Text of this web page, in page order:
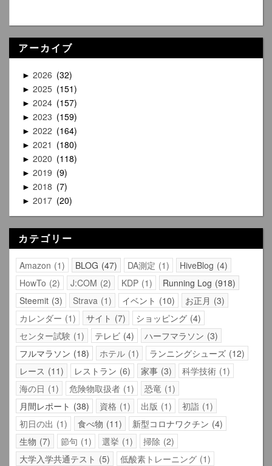
アーカイブ
► 2026 32
► 2025 151
► 2024 157
► 2023 159
► 2022 164
► 2021 180
► 2020 118
► 2019 9
► 2018 7
► 2017 20
カテゴリー
Amazon 1 BLOG 47 DA測定 1 HiveBlog 4
HowTo 2 J:COM 2 KDP 1 Running Log 918
Steemit 3 Strava 1 イベント 10 お正月
3
カレンダー 1 サイト 7 ショッピング 4
センター試験 1 テレビ 4 ハーフマラソン 3
フルマラソン 18 ホテル 1 ランニングシューズ 12
レース
11 レストラン 6 家事 3 科学技術 1
海の日
1 危険物取扱者 1 恐竜 1
月間レポート
38 資格 1 出版 1 初詣 1
初日の出
1 食べ物 11 新型コロナワクチン 4
生物 7 節句 1 選挙 1 掃除 2
大学入学共通テスト
5 低酸素トレーニング 1